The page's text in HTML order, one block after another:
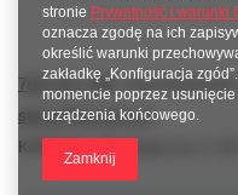
789 221 795
sklep@karoline.pl
KAROline
stronie Prywatność i warunki
oznacza zgodę na ich
określić warunki
zakładkę „Konfiguracja
momencie poprzez
urządzenia końcowego.
Zamknij